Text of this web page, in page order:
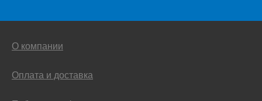
О компании
Оплата и доставка